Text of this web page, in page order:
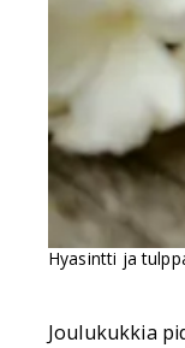
Hyasintti ja
Joulukukkia